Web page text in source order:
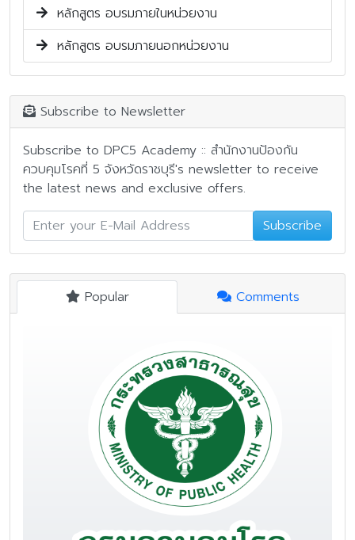
หลักสูตร อบรมภายในหน่วยงาน
หลักสูตร อบรมภายนอกหน่วยงาน
Subscribe to Newsletter
Subscribe to DPC5 Academy :: สำนักงานป้องกัน
ควบคุมโรคที่ 5 จังหวัดราชบุรี's newsletter to receive
the latest news and exclusive offers.
Subscribe
Popular Comments